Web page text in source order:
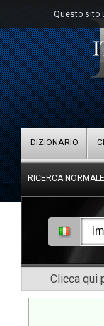
Questo sito
DIZIONARIO
RICERCA NORMALE
Clicca qui